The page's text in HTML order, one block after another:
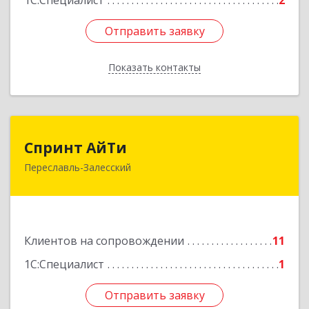
Отправить заявку
Показать контакты
Отправить заявку
Назад
Спринт АйТи
Переславль-Залесский
Клиентов на сопровождении
11
1С:Специалист
1
Отправить заявку
152025, Ярославская обл, Переславль-
Отправить заявку